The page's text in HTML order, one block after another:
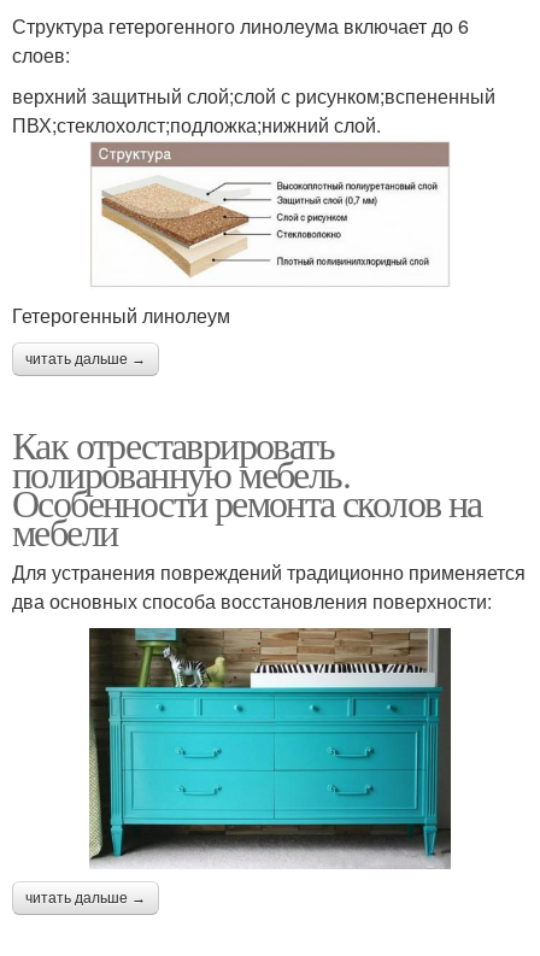
Структура гетерогенного линолеума включает до 6
слоев:
верхний защитный слой;слой с рисунком;вспененный
ПВХ;стеклохолст;подложка;нижний слой.
Гетерогенный линолеум
читать дальше →
Как отреставрировать
полированную мебель.
Особенности ремонта сколов на
мебели
Для устранения повреждений традиционно применяется
два основных способа восстановления поверхности:
читать дальше →